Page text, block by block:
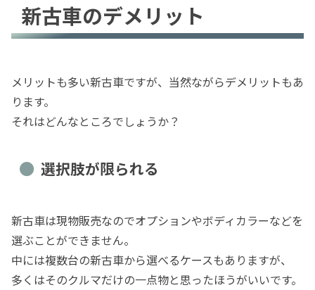
新古車のデメリット
メリットも多い新古車ですが、当然ながらデメリットもあ
ります。
それはどんなところでしょうか？
選択肢が限られる
新古車は現物販売なのでオプションやボディカラーなどを
選ぶことができません。
中には複数台の新古車から選べるケースもありますが、
多くはそのクルマだけの一点物と思ったほうがいいです。